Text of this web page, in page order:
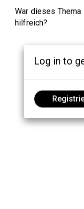
War dieses Thema
hilfreich?
Log in to